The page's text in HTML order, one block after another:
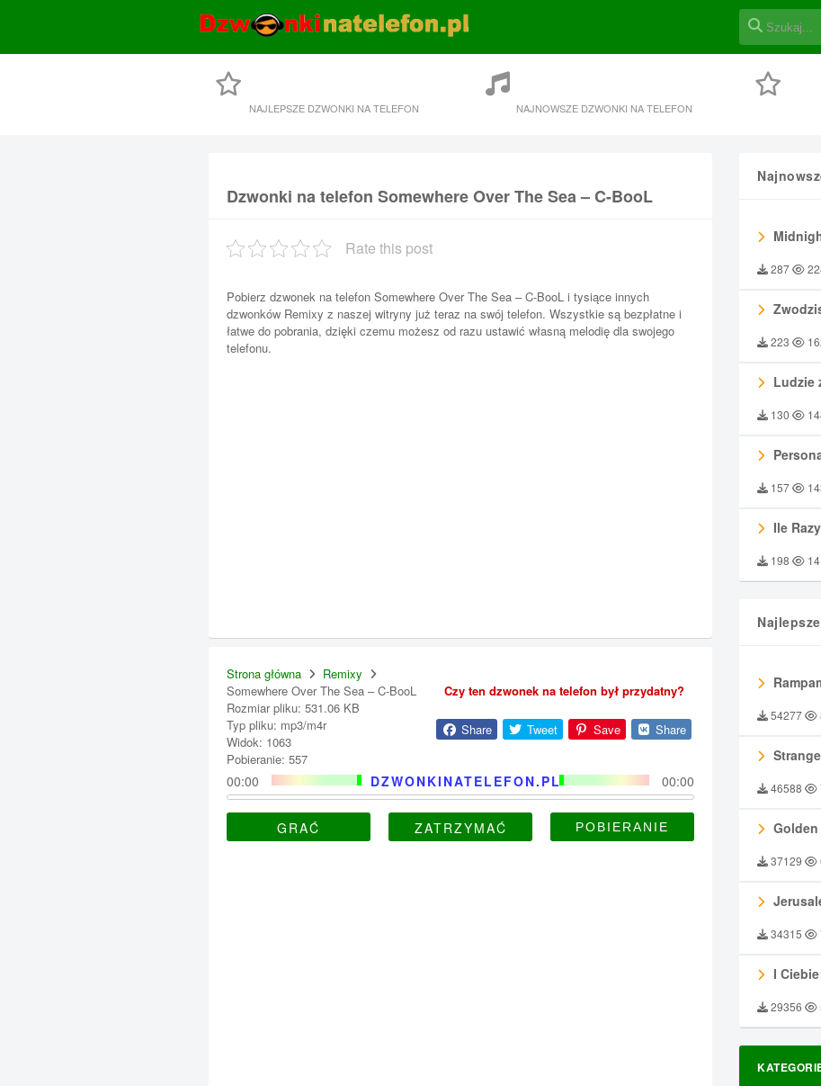
NAJLEPSZE DZWONKI NA TELEFON NAJNOWSZE DZWONKI NA TELEFON
Dzwonki na telefon Somewhere Over The Sea – C-BooL
Rate this post
Pobierz dzwonek na telefon Somewhere Over The Sea – C-BooL i tysiące innych
dzwonków Remixy z naszej witryny już teraz na swój telefon. Wszystkie są bezpłatne i
łatwe do pobrania, dzięki czemu możesz od razu ustawić własną melodię dla swojego
telefonu.
Strona główna
Remixy
Somewhere Over The Sea – C-BooL
Rozmiar pliku: 531.06 KB
Typ pliku: mp3/m4r
Widok: 1063
Pobieranie: 557
Czy ten dzwonek na telefon był przydatny?
Share Tweet Save Share
DZWONKINATELEFON.PL
00:00 00:00
GRAĆ ZATRZYMAĆ
287
223
Ludzie
130
157
Ile Razy
198
54277
Stranger
46588
37129
34315
I Ciebie
29356